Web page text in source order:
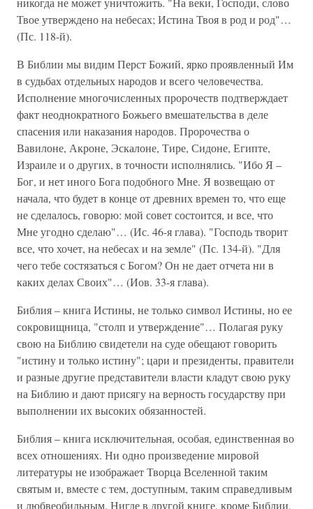
Твое утверждено на небесах; Истина Твоя в род и род"…
(Пс. 118-й).
В Библии мы видим Перст Божий, ярко проявленный Им
в судьбах отдельных народов и всего человечества.
Исполнение многочисленных пророчеств подтверждает
факт неоднократного Божьего вмешательства в деле
спасения или наказания народов. Пророчества о
Вавилоне, Акроне, Эскалоне, Тире, Сидоне, Египте,
Израиле и о других, в точности исполнялись. "Ибо Я –
Бог, и нет иного Бога подобного Мне. Я возвещаю от
начала, что будет в конце от древних времен то, что еще
не сделалось, говорю: мой совет состоится, и все, что
Мне угодно сделаю"… (Ис. 46-я глава). "Господь творит
все, что хочет, на небесах и на земле" (Пс. 134-й). "Для
чего тебе состязаться с Богом? Он не дает отчета ни в
каких делах Своих"… (Иов. 33-я глава).
Библия – книга Истины, не только символ Истины, но ее
сокровищница, "столп и утверждение"… Полагая руку
свою на Библию свидетели на суде обещают говорить
"истину и только истину"; цари и президенты, правители
и разные другие представители власти кладут свою руку
на Библию и дают присягу на верность государству при
выполнении их высоких обязанностей.
Библия – книга исключительная, особая, единственная во
всех отношениях. Ни одно произведение мировой
литературы не изображает Творца Вселенной таким
святым и, вместе с тем, доступным, таким справедливым
и любвеобильным. Нигде в другой книге, кроме Библии,